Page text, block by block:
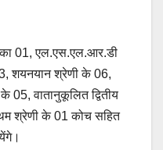
01, एल.एस.एल.आर.डी
शयनयान श्रेणी के 06,
05, वातानुकूलित द्वितीय
श्रेणी के 01 कोच सहित